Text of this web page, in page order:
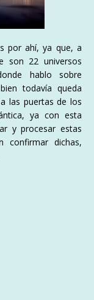
por ahí, ya que, a
son 22 universos
hablo sobre
todavía queda
las puertas de los
ya con esta
y procesar estas
confirmar dichas,